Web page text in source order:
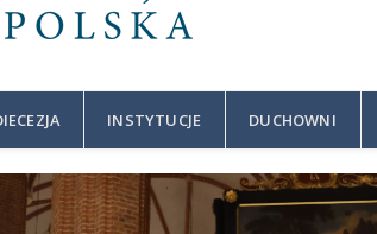
INSTYTUCJE DUCHOWNI